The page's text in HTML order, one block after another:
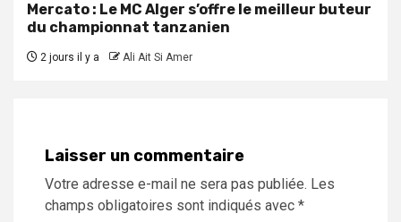
Mercato : Le MC Alger s’offre le meilleur buteur
du championnat tanzanien
2 jours il y a Ali Ait Si Amer
Laisser un commentaire
Votre adresse e-mail ne sera pas publiée. Les
champs obligatoires sont indiqués avec *